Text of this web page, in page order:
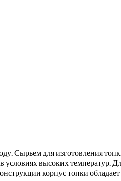
Сырьем для изготовления
высоких температур.
корпус топки